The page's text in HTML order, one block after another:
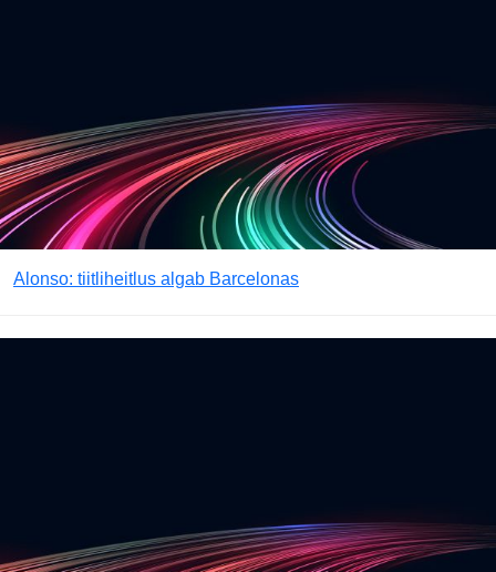
Alonso: tiitliheitlus algab Barcelonas